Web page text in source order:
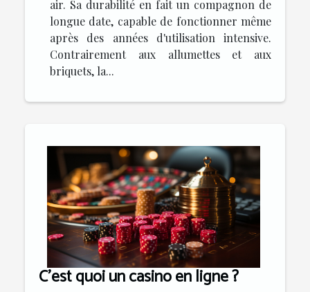
air. Sa durabilité en fait un compagnon de
longue date, capable de fonctionner même
après des années d'utilisation intensive.
Contrairement aux allumettes et aux
briquets, la...
C’est quoi un casino en ligne ?